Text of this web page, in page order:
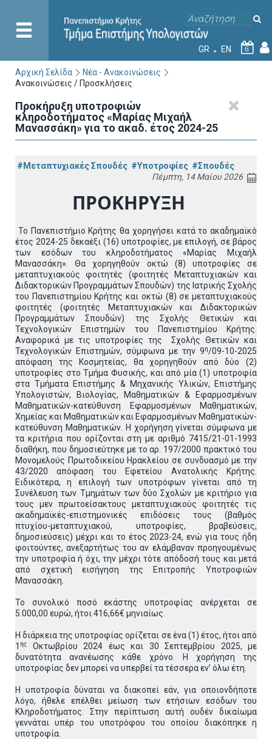
GR EN 6
Αρχική Σελίδα
Νέα - Ανακοινώσεις
Ανακοινώσεις / Προσκλήσεις
Προκήρυξη υποτροφιών
κληροδοτήματος «Μαρίας Μιχαήλ
Μανασσάκη» για το ακαδ. έτος 2024-25
#Μεταπτυχιακές Σπουδές #Υποτροφίες #Σπουδές
Πέμπτη, 14 Μαίου 2026
ΠΡΟΚΗΡΥΞΗ
Το Πανεπιστήμιο Κρήτης θα χορηγήσει κατά το ακαδημαϊκό
έτος 2024-25 δεκαέξι (16) υποτροφίες, με επιλογή, σε βάρος
των εσόδων του κληροδοτήματος «Μαρίας Μιχαήλ
Μανασσάκη». Θα χορηγηθούν οκτώ (8) υποτροφίες σε
μεταπτυχιακούς φοιτητές (φοιτητές Μεταπτυχιακών και
Διδακτορικών Προγραμμάτων Σπουδών) της Ιατρικής Σχολής
του Πανεπιστημίου Κρήτης και οκτώ (8) σε μεταπτυχιακούς
φοιτητές (φοιτητές Μεταπτυχιακών και Διδακτορικών
Προγραμμάτων Σπουδών) της Σχολής Θετικών και
Τεχνολογικών Επιστημών του Πανεπιστημίου Κρήτης.
Αναφορικά με τις υποτροφίες της Σχολής Θετικών και
Τεχνολογικών Επιστημών, σύμφωνα με την 9η/09-10-2025
απόφαση της Κοσμητείας, θα χορηγηθούν από δύο (2)
υποτροφίες στο Τμήμα Φυσικής, και από μία (1) υποτροφία
στα Τμήματα Επιστήμης & Μηχανικής Υλικών, Επιστήμης
Υπολογιστών, Βιολογίας, Μαθηματικών & Εφαρμοσμένων
Μαθηματικών-κατεύθυνση Εφαρμοσμένων Μαθηματικών,
Χημείας και Μαθηματικών και Εφαρμοσμένων Μαθηματικών-
κατεύθυνση Μαθηματικών. Η χορήγηση γίνεται σύμφωνα με
τα κριτήρια που ορίζονται στη με αριθμό 7415/21-01-1993
διαθήκη, που δημοσιεύτηκε με το αρ. 197/2000 πρακτικό του
Μονομελούς Πρωτοδικείου Ηρακλείου σε συνδυασμό με την
43/2020 απόφαση του Εφετείου Ανατολικής Κρήτης.
Ειδικότερα, η επιλογή των υποτρόφων γίνεται από τη
Συνέλευση των Τμημάτων των δύο Σχολών με κριτήριο για
τους μεν πρωτοείσακτους μεταπτυχιακούς φοιτητές τις
ακαδημαϊκές-επιστημονικές επιδόσεις τους (βαθμός
πτυχίου-μεταπτυχιακού, υποτροφίες, βραβεύσεις,
δημοσιεύσεις) μέχρι και το έτος 2023-24, ενώ για τους ήδη
φοιτούντες, ανεξαρτήτως του αν ελάμβαναν προηγουμένως
την υποτροφία ή όχι, την μέχρι τότε απόδοσή τους και μετά
από σχετική εισήγηση της Επιτροπής Υποτροφιών
Μανασσάκη.
Το συνολικό ποσό εκάστης υποτροφίας ανέρχεται σε
5.000,00 ευρώ, ήτοι 416,66€ μηνιαίως.
Η διάρκεια της υποτροφίας ορίζεται σε ένα (1) έτος, ήτοι από
1 ης
Οκτωβρίου 2024 έως και 30 Σεπτεμβρίου 2025, με
δυνατότητα ανανέωσης κάθε χρόνο. Η χορήγηση της
υποτροφίας δεν μπορεί να υπερβεί τα τέσσερα εν’ όλω έτη.
Η υποτροφία δύναται να διακοπεί εάν, για οποιονδήποτε
λόγο, ήθελε επέλθει μείωση των ετήσιων εσόδων του
Κληροδοτήματος. Στην περίπτωση αυτή ουδέν δικαίωμα
γεννάται υπέρ του υποτρόφου του οποίου διακόπηκε η
υποτροφία.